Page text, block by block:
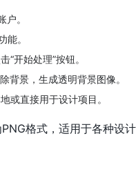
户。
能。
“开始处理”按钮。
背景，生成透明背景图像。
或直接用于设计项目。
格式，适用于各种设计